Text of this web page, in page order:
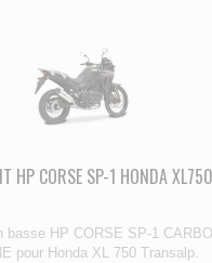
HP CORSE SP-1 HONDA
basse HP CORSE SP-1
pour Honda XL 750 Transalp.